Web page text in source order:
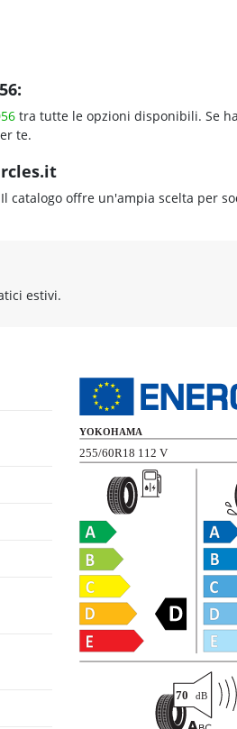
tra tutte le opzioni disponibili. Se
te.
catalogo offre un'ampia scelta per
estivi.